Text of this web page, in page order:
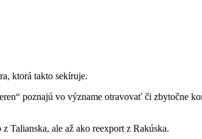
ktorá takto sekíruje.
poznajú vo význame otravovať či zbytočne
Talianska, ale až ako reexport z Rakúska.